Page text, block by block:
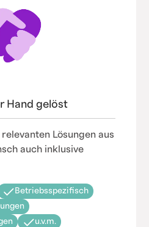
Hand gelöst
Lösungen aus
auch inklusive
Betriebsspezifisch
u.v.m.